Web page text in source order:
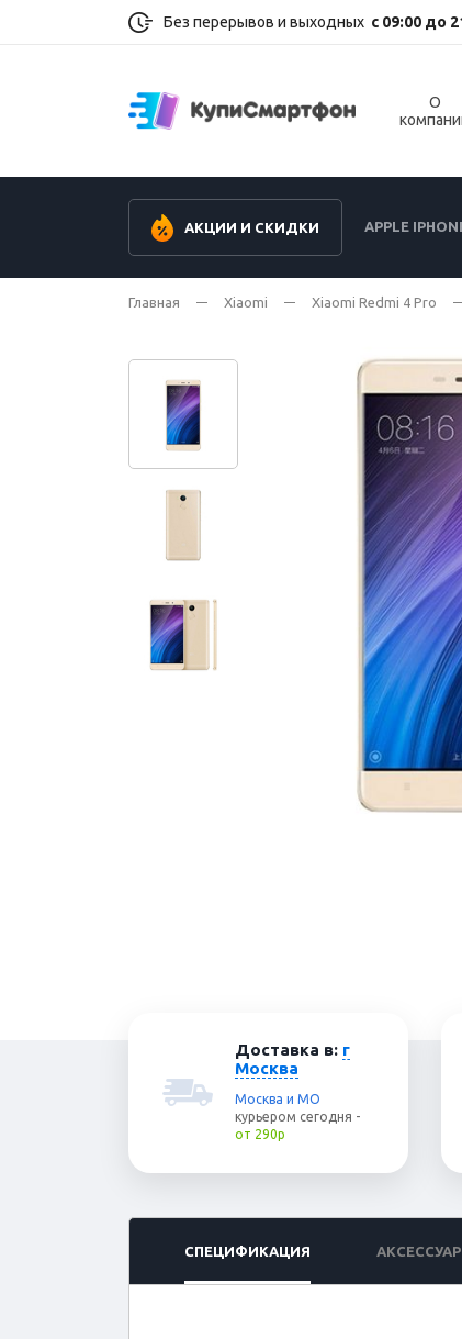
Без перерывов и выходных с 09:00 до
О
АКЦИИ И СКИДКИ APPLE
Главная Xiaomi Xiaomi Redmi 4 Pro
Доставка в: г
Москва
Москва и МО
курьером сегодня -
от 290р
СПЕЦИФИКАЦИЯ